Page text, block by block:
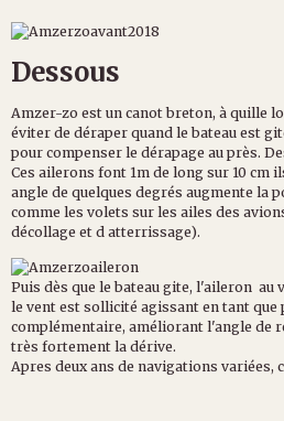
Dessous
Amzer-zo est un canot breton, à quille
éviter de déraper quand le bateau est
pour compenser le dérapage au près.
Ces ailerons font 1m de long sur 10 cm
angle de quelques degrés augmente la
comme les volets sur les ailes des
décollage et d atterrissage).
Puis dès que le bateau gite, l'aileron au
le vent est sollicité agissant en tant que
complémentaire, améliorant l'angle de
très fortement la dérive.
Apres deux ans de navigations variées,